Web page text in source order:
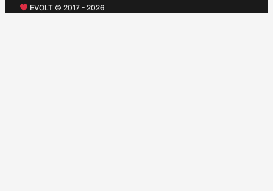
EVOLT © 2017 - 2026